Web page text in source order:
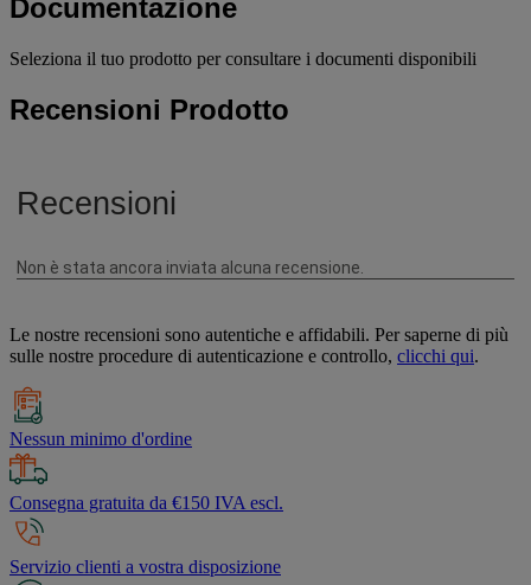
Documentazione
Seleziona il tuo prodotto per consultare i documenti disponibili
Recensioni Prodotto
Le nostre recensioni sono autentiche e affidabili. Per saperne di più
sulle nostre procedure di autenticazione e controllo, clicchi qui.
Nessun minimo d'ordine
Consegna gratuita da €150 IVA escl.
Servizio clienti a vostra disposizione